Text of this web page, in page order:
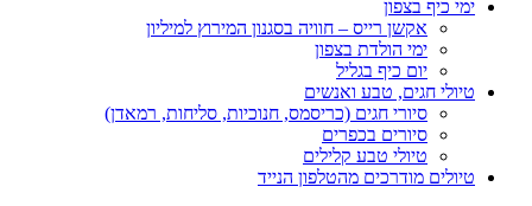
ימי כיף בצפון
אקשן רייס – חוויה בסגנון המירוץ למיליון
ימי הולדת בצפון
יום כיף בגליל
טיולי חגים, טבע ואנשים
סיורי חגים (כריסמס, חנוכיות, סליחות, רמאדן)
סיורים בכפרים
טיולי טבע קלילים
טיולים מודרכים מהטלפון הנייד